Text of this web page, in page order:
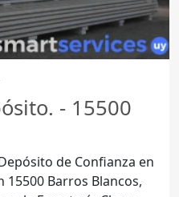
- 15500
de Confianza en